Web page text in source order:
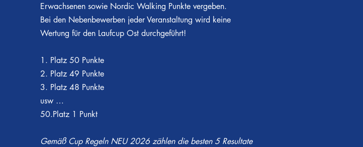
Erwachsenen sowie Nordic Walking Punkte vergeben.
Bei den Nebenbewerben jeder Veranstaltung wird keine
Wertung für den Laufcup Ost durchgeführt!
1. Platz 50 Punkte
2. Platz 49 Punkte
3. Platz 48 Punkte
usw …
50.Platz 1 Punkt
Gemäß Cup Regeln NEU 2026 zählen die besten 5Resultate